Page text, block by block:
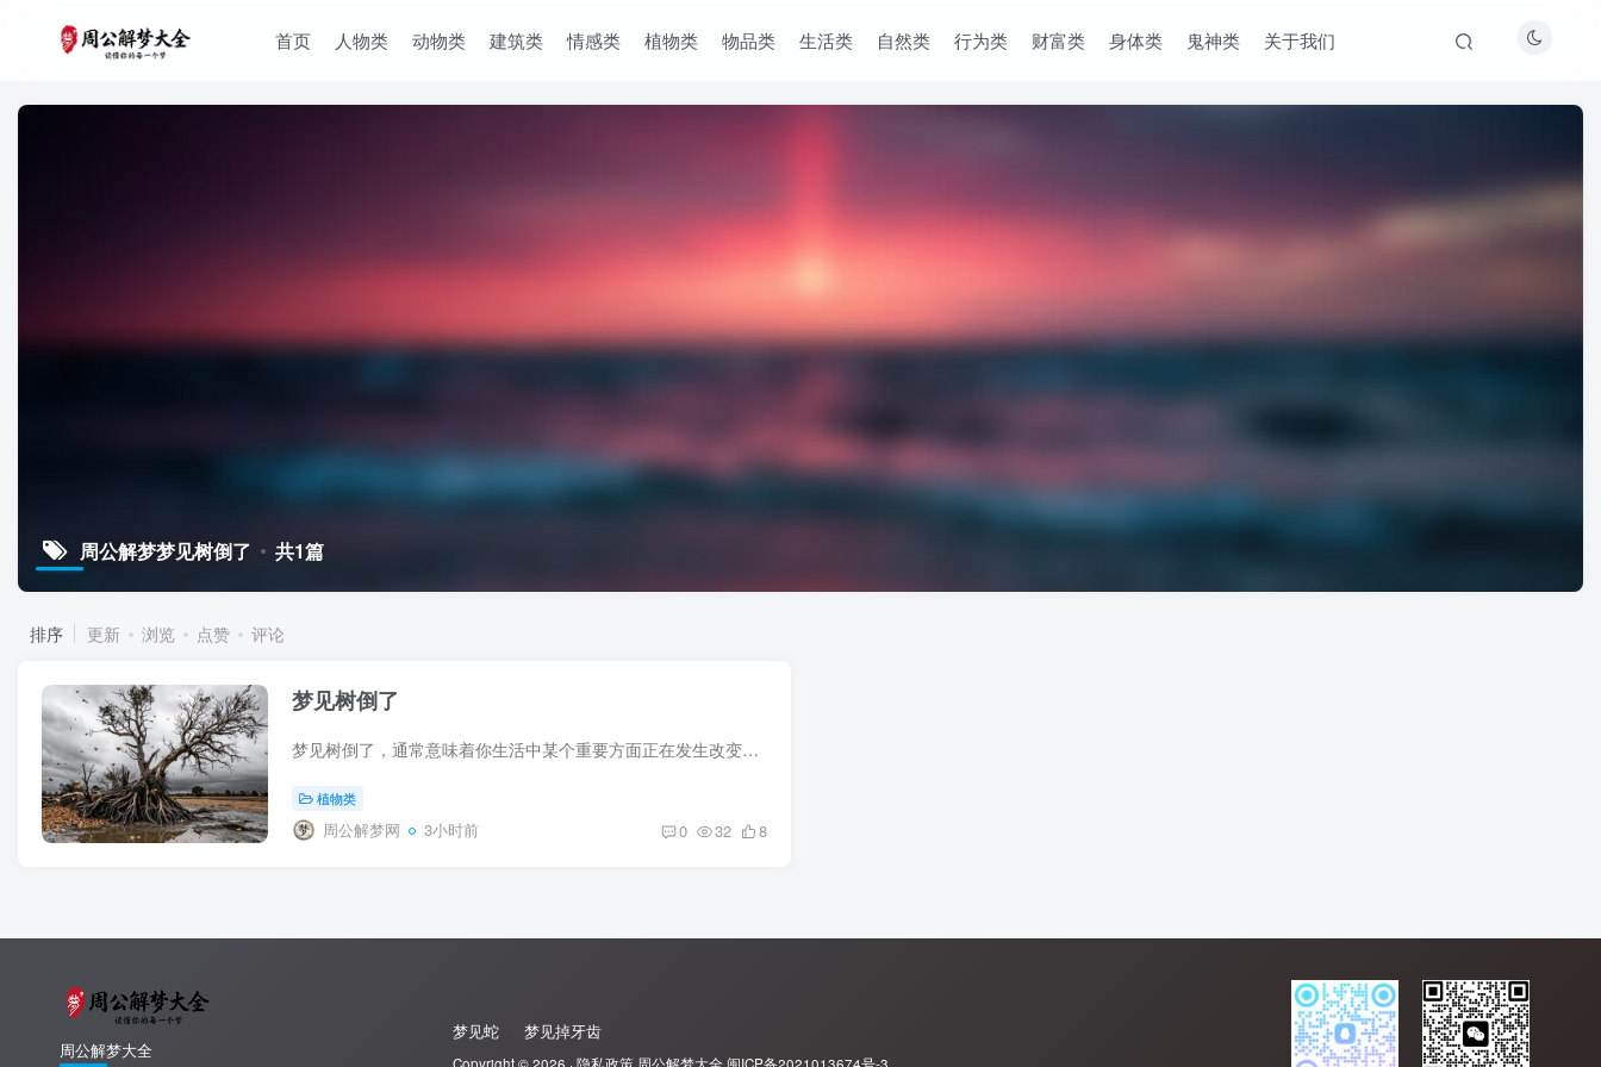
首页 人物类 动物类 建筑类 情感类 植物类 物品类 生活类 自然类 行为类 财富类 身体类 鬼神类 关于我们
周公解梦梦见树倒了 共1篇
排序 更新 浏览 点赞 评论
梦见树倒了
梦见树倒了，通常意味着你生活中某个重要方面正在发生改变，或者你担心失去依靠。别慌，这梦更多是提醒你关注现状，而不是预言坏事。 梦见树倒了的基本含义 说白了，树在梦里往往代表你生活中的...
植物类
周公解梦网 3小时前 0 32 8
周公解梦大全
梦见蛇 梦见掉牙齿
Copyright © 2026 · 隐私政策 周公解梦大全 闽ICP备2021013674号-3